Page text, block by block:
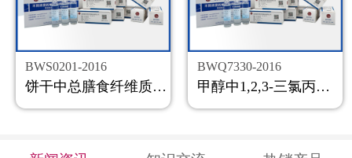
BWS0201-2016
饼干中总膳食纤维质控样品
BWQ7330-2016
甲醇中1,2,3-三氯丙烷溶液标准物质